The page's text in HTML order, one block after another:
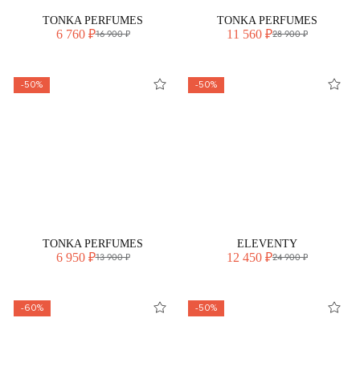
TONKA PERFUMES
6 760 ₽16 900 ₽
TONKA PERFUMES
11 560 ₽28 900 ₽
-50%
TONKA PERFUMES
6 950 ₽13 900 ₽
-50%
ELEVENTY
12 450 ₽24 900 ₽
-60% -50%